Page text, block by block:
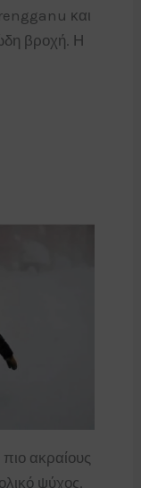
και
βροχή. Η
ακραίους
ψύχος.